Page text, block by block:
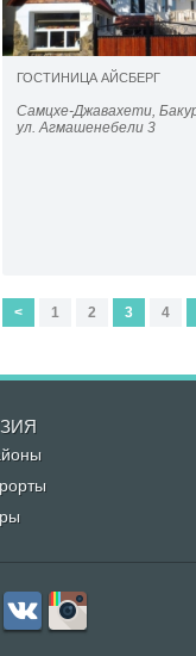
ГОСТИНИЦА АЙСБЕРГ
Самцхе-Джавахети,
ул. Агмашенебели 3
< 1 2 3 4